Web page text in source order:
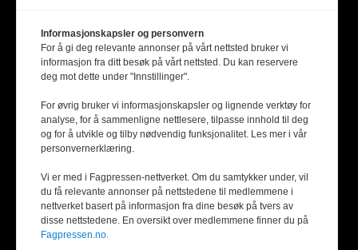
Informasjonskapsler og personvern
For å gi deg relevante annonser på vårt nettsted bruker vi
informasjon fra ditt besøk på vårt nettsted. Du kan reservere
deg mot dette under "Innstillinger".
For øvrig bruker vi informasjonskapsler og lignende verktøy for
analyse, for å sammenligne nettlesere, tilpasse innhold til deg
og for å utvikle og tilby nødvendig funksjonalitet. Les mer i vår
personvernerklæring.
Vi er med i Fagpressen-nettverket. Om du samtykker under, vil
du få relevante annonser på nettstedene til medlemmene i
nettverket basert på informasjon fra dine besøk på tvers av
disse nettstedene. En oversikt over medlemmene finner du på
Fagpressen.no.